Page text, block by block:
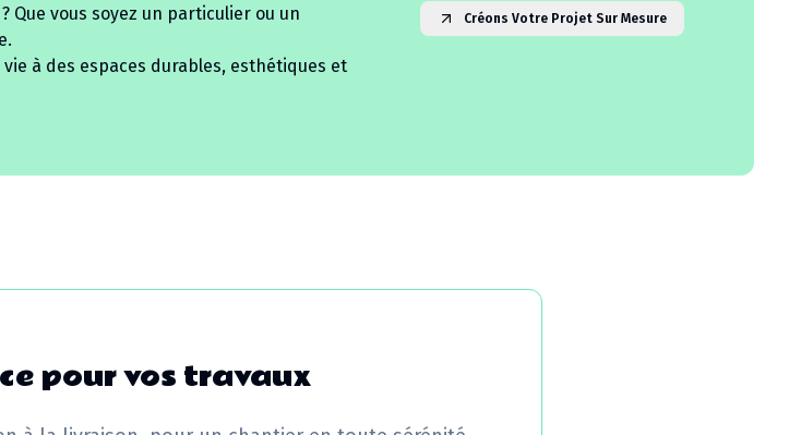
Que vous soyez un particulier ou un
à des espaces durables, esthétiques et
Créons Votre Projet Sur Mesure
pour vos travaux